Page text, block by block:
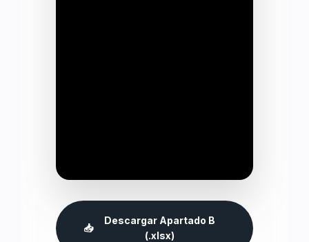
📥
Descargar Apartado B
(.xlsx)